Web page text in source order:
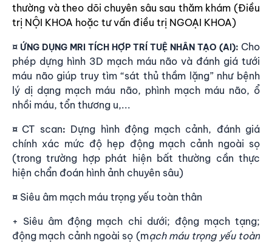
thường và theo dõi chuyên sâu sau thăm khám (Điều
trị NỘI KHOA hoặc tư vấn điều trị NGOẠI KHOA)
¤ ỨNG DỤNG MRI TÍCH HỢP TRÍ TUỆ NHÂN TẠO (AI): Cho
phép dựng hình 3D mạch máu não và đánh giá tưới
máu não giúp truy tìm “sát thủ thầm lặng” như bệnh
lý dị dạng mạch máu não, phình mạch máu não, ổ
nhồi máu, tổn thương u,...
¤ CT scan: Dựng hình động mạch cảnh, đánh giá
chính xác mức độ hẹp động mạch cảnh ngoài sọ
(trong trường hợp phát hiện bất thường cần thực
hiện chẩn đoán hình ảnh chuyên sâu)
¤ Siêu âm mạch máu trọng yếu toàn thân
+ Siêu âm động mạch chi dưới; động mạch tạng;
động mạch cảnh ngoài sọ (mạch máu trọng yếu toàn